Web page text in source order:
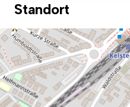
Standort